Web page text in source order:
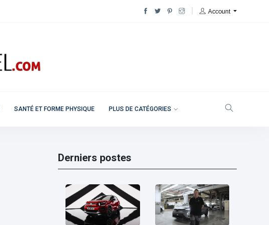
Account
SANTÉ ET FORME PHYSIQUE PLUS DE CATÉGORIES
Derniers postes